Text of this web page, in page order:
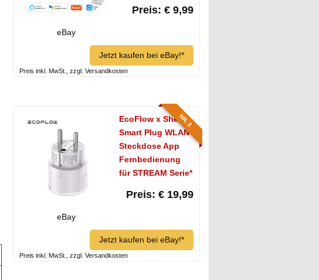
eBay
Preis: € 9,99
Jetzt kaufen bei eBay!*
Preis inkl. MwSt., zzgl. Versandkosten
NR. 2
eBay
EcoFlow x Shelly
Smart Plug WLAN-
Steckdose App
Fernbedienung
für STREAM Serie*
Preis: € 19,99
Jetzt kaufen bei eBay!*
Preis inkl. MwSt., zzgl. Versandkosten